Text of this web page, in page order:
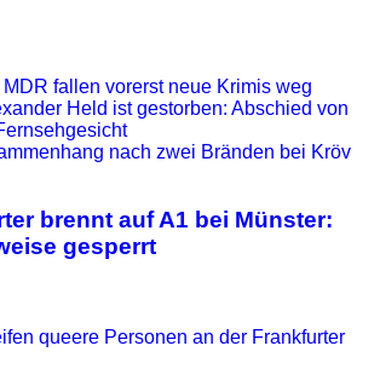
MDR fallen vorerst neue Krimis weg
Held ist gestorben: Abschied von
brennt auf A1 bei Münster:
gesperrt